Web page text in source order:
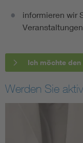
informieren wir
Veranstaltungen
Ich möchte den
Werden Sie